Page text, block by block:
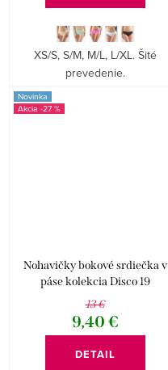
XS/S, S/M, M/L, L/XL. Šité
prevedenie.
Novinka
-27 %
Nohavičky bokové srdiečka v
páse kolekcia Disco 19
13 €
9,40 €
DETAIL